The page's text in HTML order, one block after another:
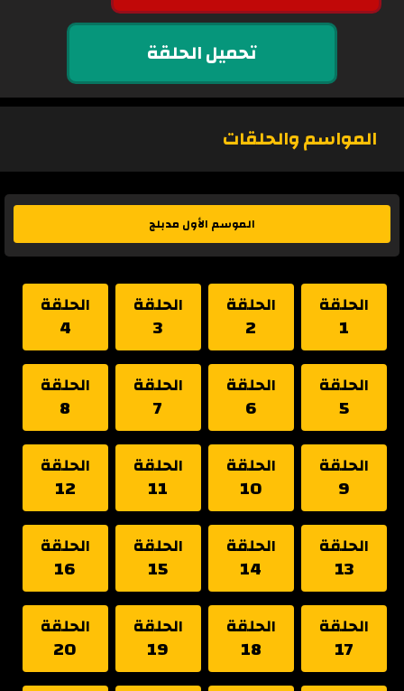
تحميل الحلقة
المواسم والحلقات
الموسم الأول مدبلج
الحلقة
1
الحلقة
2
الحلقة
3
الحلقة
4
الحلقة
5
الحلقة
6
الحلقة
7
الحلقة
8
الحلقة
9
الحلقة
10
الحلقة
11
الحلقة
12
الحلقة
13
الحلقة
14
الحلقة
15
الحلقة
16
الحلقة
17
الحلقة
18
الحلقة
19
الحلقة
20